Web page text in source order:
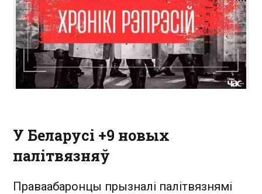
У Беларусі +9 новых
палітвязняў
Праваабаронцы прызналі палітвязнямі